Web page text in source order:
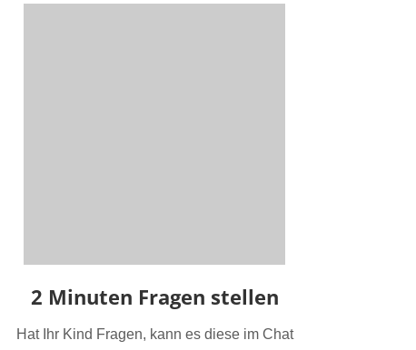
2 Minuten Fragen stellen
Hat Ihr Kind Fragen, kann es diese im Chat